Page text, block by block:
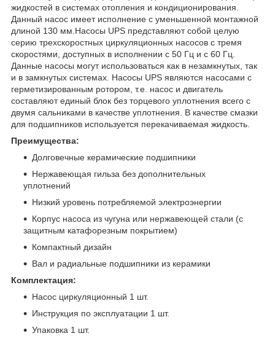
жидкостей в системах отопления и кондиционирования.
Данный насос имеет исполнение с уменьшенной монтажной
длиной 130 мм.Насосы UPS представляют собой целую
серию трехскоростных циркуляционных насосов с тремя
скоростями, доступных в исполнении с 50 Гц и с 60 Гц.
Данные насосы могут использоваться как в незамкнутых, так
и в замкнутых системах. Насосы UPS являются насосами с
герметизированным ротором, т.е. насос и двигатель
составляют единый блок без торцевого уплотнения всего с
двумя сальниками в качестве уплотнения. В качестве смазки
для подшипников используется перекачиваемая жидкость.
Преимущества:
Долговечные керамические подшипники
Нержавеющая гильза без дополнительных
уплотнений
Низкий уровень потребляемой электроэнергии
Корпус насоса из чугуна или нержавеющей стали (с
защитным катафорезным покрытием)
Компактный дизайн
Вал и радиальные подшипники из керамики
Комплектация:
Насос циркуляционный 1 шт.
Инструкция по эксплуатации 1 шт.
Упаковка 1 шт.